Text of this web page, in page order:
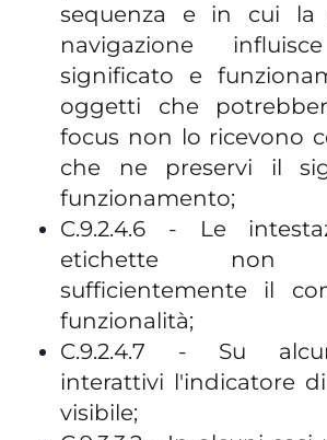
sequenza e in cui la
navigazione
significato e
oggetti che
focus non lo ricevono
che ne preservi il
funzionamento;
C.9.2.4.6 - Le
etichette non
sufficientemente il
funzionalità;
C.9.2.4.7 - Su
interattivi l'indicatore
visibile;